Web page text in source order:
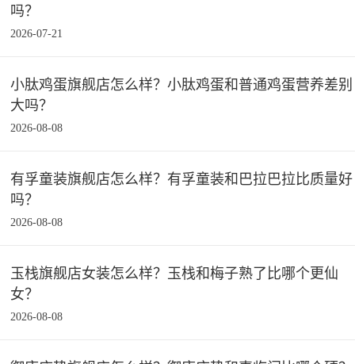
吗？
2026-07-21
小肽鸡蛋旗舰店怎么样？小肽鸡蛋和普通鸡蛋营养差别
大吗？
2026-08-08
有孚童装旗舰店怎么样？有孚童装和巴拉巴拉比质量好
吗？
2026-08-08
玉栈旗舰店女装怎么样？玉栈和梅子熟了比哪个更仙
女？
2026-08-08